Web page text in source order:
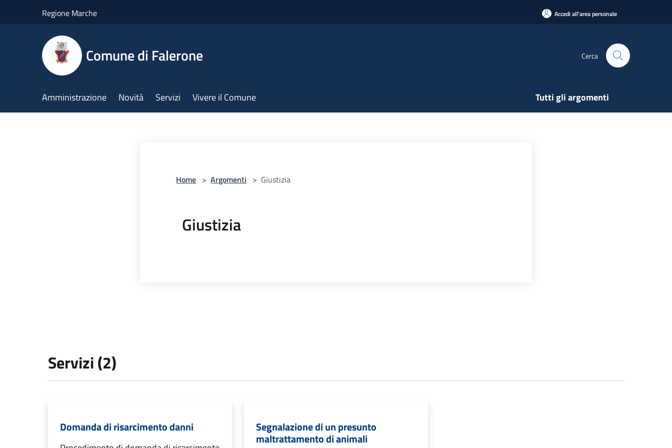
Regione Marche Accedi all'area personale
Comune di Falerone Cerca
Amministrazione Novità Servizi Vivere il Comune Tutti gli argomenti
Home > Argomenti > Giustizia
Giustizia
Servizi (2)
Domanda di risarcimento danni Segnalazione di un presunto
maltrattamento di animali